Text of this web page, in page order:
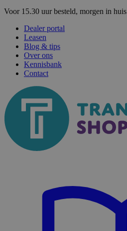
Voor 15.30 uur besteld, morgen in huis
Dealer portal
Leasen
Blog & tips
Over ons
Kennisbank
Contact